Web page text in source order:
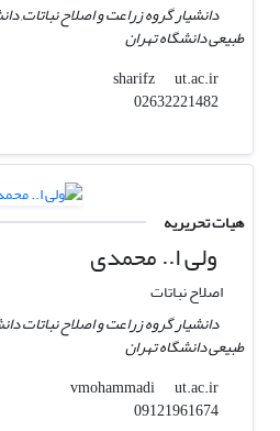
دانشیار گروه زراعت و اصلاح نباتات,
طبیعی دانشگاه تهران
sharifz
ut.ac.ir
02632221482
هیات تحریریه
ولی ا.. محمدی
اصلاح نباتات
دانشیار گروه زراعت و اصلاح نباتات
طبیعی دانشگاه تهران
vmohammadi
ut.ac.ir
09121961674